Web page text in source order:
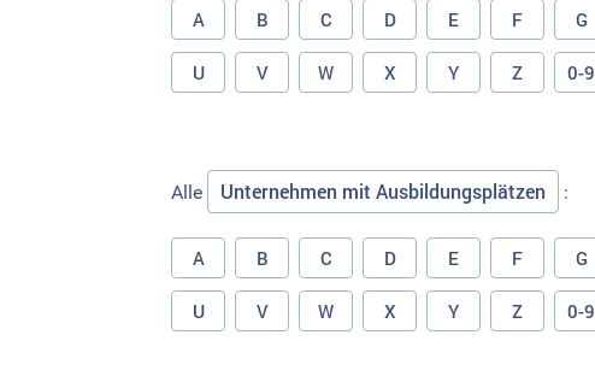
A B C D E F G
U V W X Y Z 0-9
Alle Unternehmen mit Ausbildungsplätzen :
A B C D E F G
U V W X Y Z 0-9